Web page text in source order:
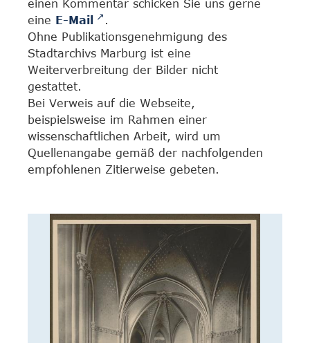
einen Kommentar schicken Sie uns gerne
eine E-Mail
.
Ohne Publikationsgenehmigung des
Stadtarchivs Marburg ist eine
Weiterverbreitung der Bilder nicht
gestattet.
Bei Verweis auf die Webseite,
beispielsweise im Rahmen einer
wissenschaftlichen Arbeit, wird um
Quellenangabe gemäß der nachfolgenden
empfohlenen Zitierweise gebeten.